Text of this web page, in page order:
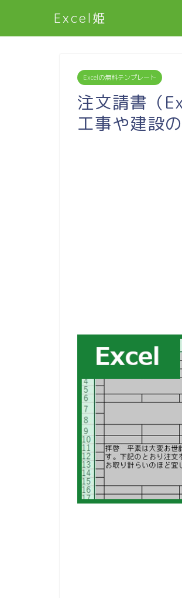
Excel姫
Excelの無料テンプレート
注文請書（
工事や建設